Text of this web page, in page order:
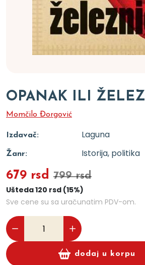
OPANAK ILI
Momčilo Đorgović
Izdavač: Laguna
Žanr: Istorija, politika
679 rsd 799 rsd
Ušteda 120 rsd (15%)
Sve cene su sa uračunatim PDV-om.
dodaj u korpu